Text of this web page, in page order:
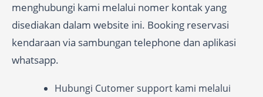
menghubungi kami melalui nomer kontak yang
disediakan dalam website ini. Booking reservasi
kendaraan via sambungan telephone dan aplikasi
whatsapp.
Hubungi Cutomer support kami melalui